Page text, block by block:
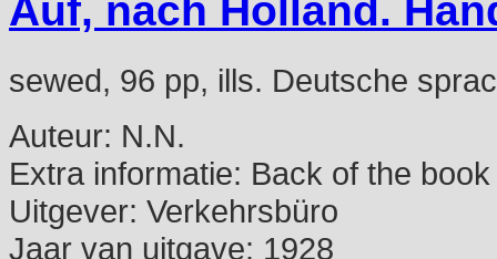
Auf, nach Holland.
sewed, 96 pp, ills. Deutsche
Auteur: N.N.
Extra informatie: Back of the
Uitgever: Verkehrsbüro
Jaar van uitgave: 1928